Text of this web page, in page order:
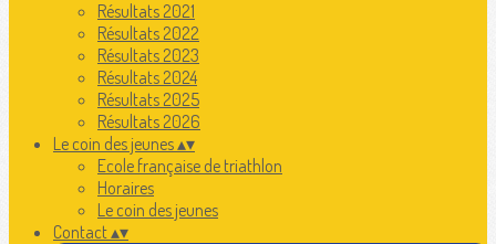
Résultats 2021
Résultats 2022
Résultats 2023
Résultats 2024
Résultats 2025
Résultats 2026
Le coin des jeunes▴▾
Ecole française de triathlon
Horaires
Le coin des jeunes
Contact▴▾